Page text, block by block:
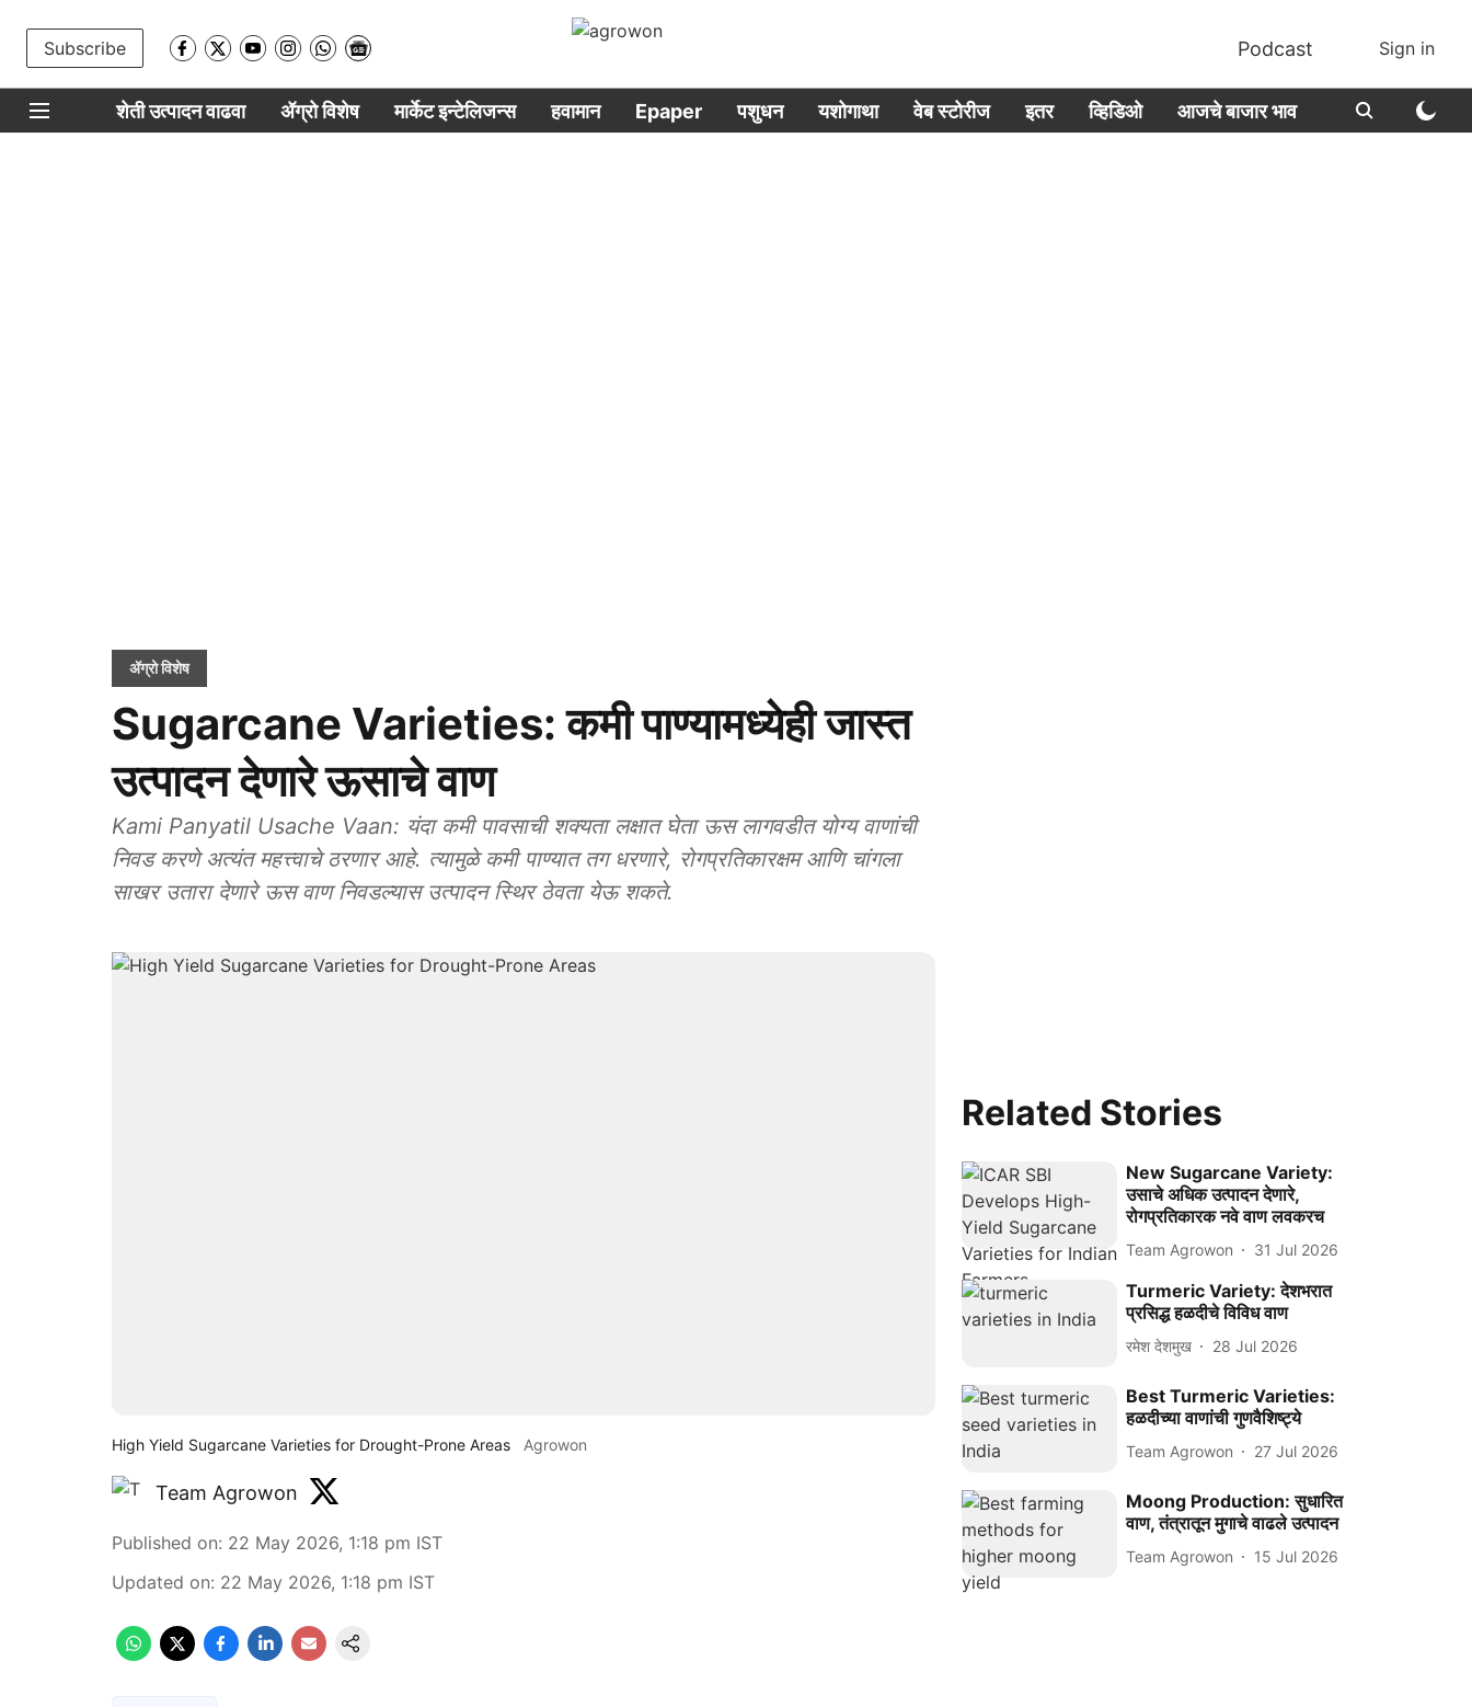
Subscribe Podcast Sign in
शेती उत्पादन वाढवा ॲग्रो विशेष मार्केट इन्टेलिजन्स हवामान Epaper पशुधन यशोगाथा वेब स्टोरीज इतर व्हिडिओ आजचे बाजार भाव
ॲग्रो विशेष
Sugarcane Varieties: कमी पाण्यामध्येही जास्त
उत्पादन देणारे ऊसाचे वाण
Kami Panyatil Usache Vaan: यंदा कमी पावसाची शक्यता लक्षात घेता ऊस लागवडीत योग्य वाणांची
निवड करणे अत्यंत महत्त्वाचे ठरणार आहे. त्यामुळे कमी पाण्यात तग धरणारे, रोगप्रतिकारक्षम आणि चांगला
साखर उतारा देणारे ऊस वाण निवडल्यास उत्पादन स्थिर ठेवता येऊ शकते.
High Yield Sugarcane Varieties for Drought-Prone Areas Agrowon
Team Agrowon
Published on: 22 May 2026, 1:18 pm IST
Updated on: 22 May 2026, 1:18 pm IST
Related Stories
New Sugarcane Variety:
उसाचे अधिक उत्पादन देणारे,
रोगप्रतिकारक नवे वाण लवकरच
Team Agrowon 31 Jul 2026
Turmeric Variety: देशभरात
प्रसिद्ध हळदीचे विविध वाण
रमेश देशमुख 28 Jul 2026
Best Turmeric Varieties:
हळदीच्या वाणांची गुणवैशिष्ट्ये
Team Agrowon 27 Jul 2026
Moong Production: सुधारित
वाण, तंत्रातून मुगाचे वाढले उत्पादन
Team Agrowon 15 Jul 2026